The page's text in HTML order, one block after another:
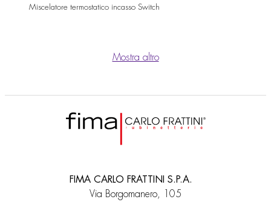
Miscelatore termostatico incasso Switch
Mostra altro
FIMA CARLO FRATTINI S.P.A.
Via Borgomanero, 105